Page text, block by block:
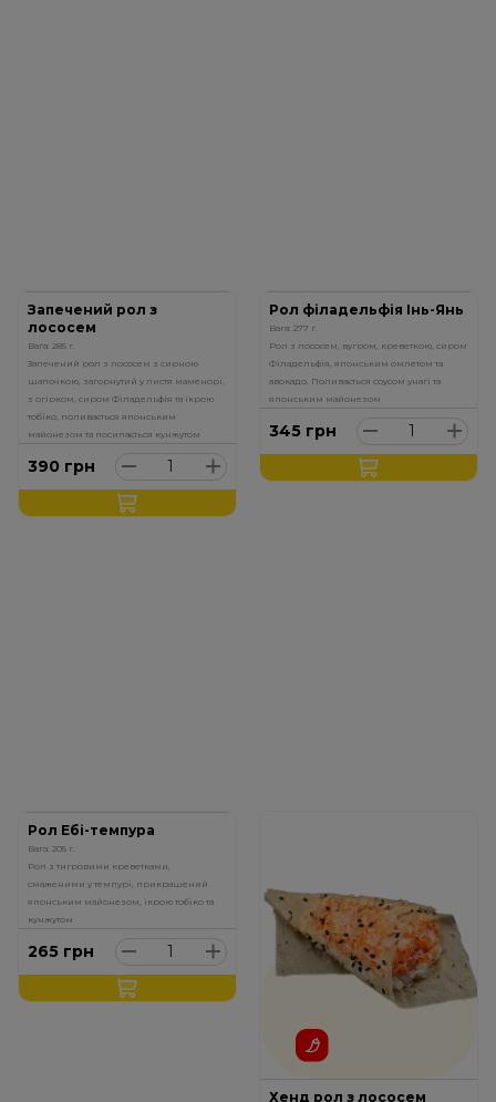
Запечений рол з
лососем
Вага: 285 г.
Запечений рол з лососем з сирною
шапочкою, загорнутий у листя маменорі,
з огірком, сиром Філадельфія та ікрою
тобіко, поливається японським
майонезом та посипається кунжутом
390 грн
Рол філадельфія Інь-Янь
Вага: 277 г.
Рол з лососем, вугром, креветкою, сиром
Філадельфія, японським омлетом та
авокадо. Поливається соусом унагі та
японським майонезом
345 грн
Рол Ебі-темпура
Вага: 205 г.
Рол з тигровими креветками,
смаженими у темпурі, прикрашений
японським майонезом, ікрою тобіко та
кунжутом
265 грн
Хенд рол з лососем